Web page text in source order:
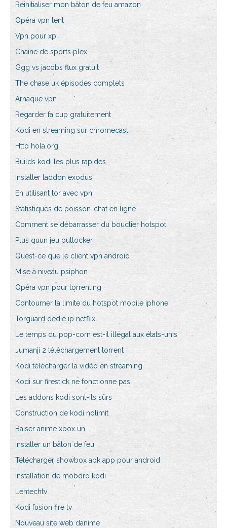
Réinitialiser mon bâton de feu amazon
Opéra vpn lent
Vpn pour xp
Chaîne de sports plex
Ggg vs jacobs flux gratuit
The chase uk épisodes complets
Arnaque vpn
Regarder fa cup gratuitement
Kodi en streaming sur chromecast
Http hola.org
Builds kodi les plus rapides
Installer laddon exodus
En utilisant tor avec vpn
Statistiques de poisson-chat en ligne
Comment se débarrasser du bouclier hotspot
Plus quun jeu putlocker
Quest-ce que le client vpn android
Mise à niveau psiphon
Opéra vpn pour torrenting
Contourner la limite du hotspot mobile iphone
Torguard dédié ip netflix
Le temps du pop-corn est-il illégal aux états-unis
Jumanji 2 téléchargement torrent
Kodi télécharger la vidéo en streaming
Kodi sur firestick ne fonctionne pas
Les addons kodi sont-ils sûrs
Construction de kodi nolimit
Baiser anime xbox un
Installer un bâton de feu
Télécharger showbox apk app pour android
Installation de mobdro kodi
Lentechtv
Kodi fusion fire tv
Nouveau site web danime